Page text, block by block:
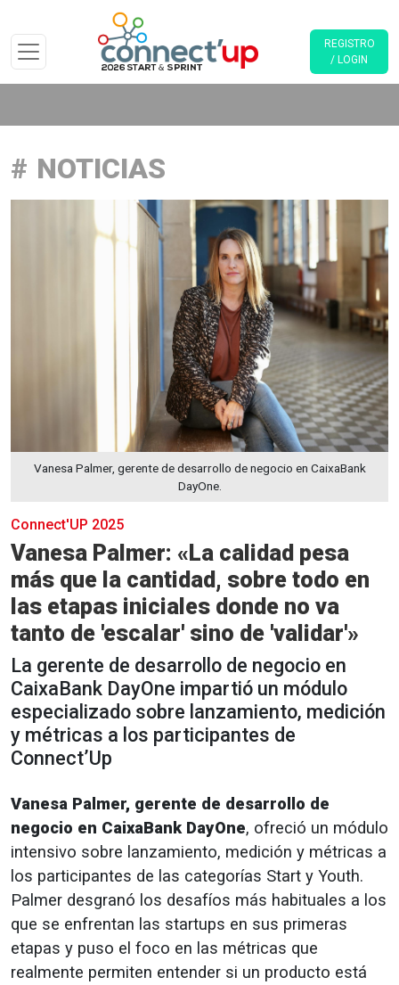
REGISTRO
/ LOGIN
NOTICIAS
Vanesa Palmer, gerente de desarrollo de negocio en CaixaBank
DayOne.
Connect'UP 2025
Vanesa Palmer: «La calidad pesa
más que la cantidad, sobre todo en
las etapas iniciales donde no va
tanto de 'escalar' sino de 'validar'»
La gerente de desarrollo de negocio en
CaixaBank DayOne impartió un módulo
especializado sobre lanzamiento, medición
y métricas a los participantes de
Connect’Up
Vanesa Palmer, gerente de desarrollo de
negocio en CaixaBank DayOne, ofreció un módulo
intensivo sobre lanzamiento, medición y métricas a
los participantes de las categorías Start y Youth.
Palmer desgranó los desafíos más habituales a los
que se enfrentan las startups en sus primeras
etapas y puso el foco en las métricas que
realmente permiten entender si un producto está